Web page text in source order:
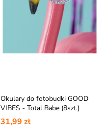
Okulary do fotobudki GOOD
VIBES - Total Babe (8szt.)
31,99 zł